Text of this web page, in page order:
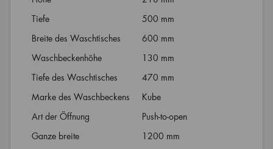
Tiefe
500 mm
Breite des Waschtisches
600 mm
Waschbeckenhöhe
130 mm
Tiefe des Waschtisches
470 mm
Marke des Waschbeckens
Kube
Art der Öffnung
Push-to-open
Ganze breite
1200 mm